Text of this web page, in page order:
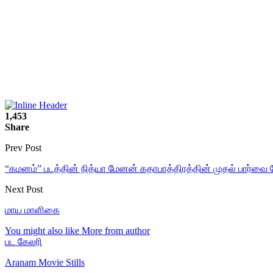
1,453
Share
Prev Post
“கமனம்” படத்தின் நித்யா மேனன் கதாபாத்திரத்தின் முதல் பார்வை
Next Post
மாய மாளிகை
You might also like More from author
பட கேலரி
Aranam Movie Stills